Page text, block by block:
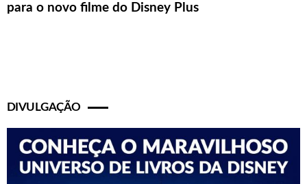
para o novo filme do Disney Plus
DIVULGAÇÃO